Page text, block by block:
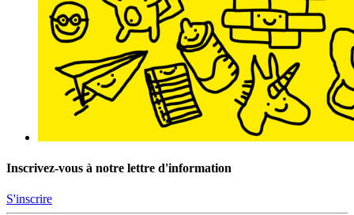
Inscrivez-vous à notre lettre d'information
S'inscrire